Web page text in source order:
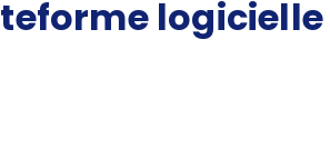
logicielle